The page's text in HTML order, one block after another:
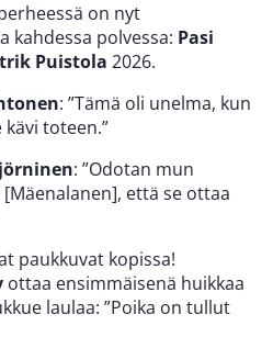
on nyt
kahdessa polvessa: Pasi
Puistola 2026.
: ”Tämä oli unelma, kun
toteen.”
: ”Odotan mun
[Mäenalanen], että se ottaa
paukkuvat kopissa!
ottaa ensimmäisenä huikkaa
laulaa: ”Poika on tullut